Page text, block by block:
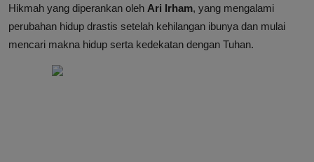
Hikmah yang diperankan oleh Ari Irham, yang mengalami
perubahan hidup drastis setelah kehilangan ibunya dan mulai
mencari makna hidup serta kedekatan dengan Tuhan.